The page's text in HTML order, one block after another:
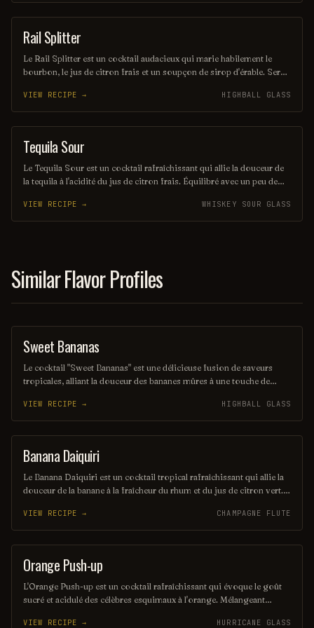
de cocktails d'été. Sa présentation colorée et son goût unique en
font un véritable trésor à découvrir.
COCKTAIL
Rail Splitter
Le Rail Splitter est un cocktail audacieux qui marie habilement le
bourbon, le jus de citron frais et un soupçon de sirop d'érable. Servi
évoquant les saveurs rustiques du terroir américain. Parfait pour les
amateurs de cocktails classiques revisités, il saura séduire vos
papilles.
VIEW RECIPE → HIGHBALL GLASS
ORDINARY DRINK
Tequila Sour
Le Tequila Sour est un cocktail rafraîchissant qui allie la douceur de
la tequila à l'acidité du jus de citron frais. Équilibré avec un peu de
veloutée, il offre une expérience gustative à la fois vive et onctueuse.
Parfait pour les amateurs de cocktails qui recherchent une touche
VIEW RECIPE → WHISKEY SOUR GLASS
Similar Flavor Profiles
SHAKE
Sweet Bananas
Le cocktail "Sweet Bananas" est une délicieuse fusion de saveurs
tropicales, alliant la douceur des bananes mûres à une touche de
vacances ensoleillées, parfait pour se détendre et savourer un
moment de plaisir. Une véritable invitation à l'évasion gustative!
VIEW RECIPE → HIGHBALL GLASS
ORDINARY DRINK
Banana Daiquiri
Le Banana Daiquiri est un cocktail tropical rafraîchissant qui allie la
douceur de la banane à la fraîcheur du rhum et du jus de citron vert.
pour les journées ensoleillées. Ce mélange savoureux évoque des
vacances sur la plage et le plaisir d'un moment de détente.
VIEW RECIPE → CHAMPAGNE FLUTE
ORDINARY DRINK
Orange Push-up
L'Orange Push-up est un cocktail rafraîchissant qui évoque le goût
sucré et acidulé des célèbres esquimaux à l'orange. Mélangeant
VIEW RECIPE → HURRICANE GLASS